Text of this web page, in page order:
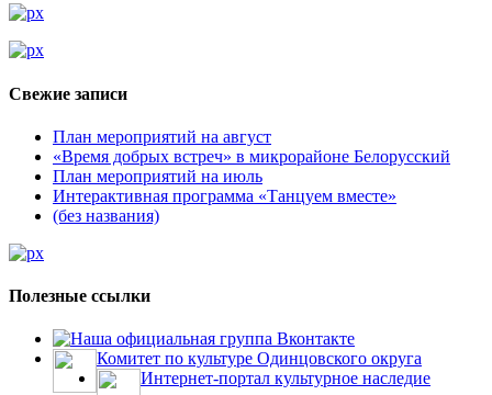
Свежие записи
План мероприятий на август
«Время добрых встреч» в микрорайоне Белорусский
План мероприятий на июль
Интерактивная программа «Танцуем вместе»
(без названия)
Полезные ссылки
Наша официальная группа Вконтакте
Комитет по культуре Одинцовского округа
Интернет-портал культурное наследие